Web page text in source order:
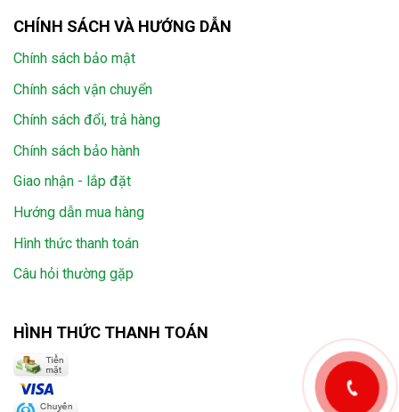
CHÍNH SÁCH VÀ HƯỚNG DẪN
Chính sách bảo mật
Chính sách vận chuyển
Chính sách đổi, trả hàng
Chính sách bảo hành
Giao nhận - lắp đặt
Hướng dẫn mua hàng
Hình thức thanh toán
Câu hỏi thường gặp
HÌNH THỨC THANH TOÁN